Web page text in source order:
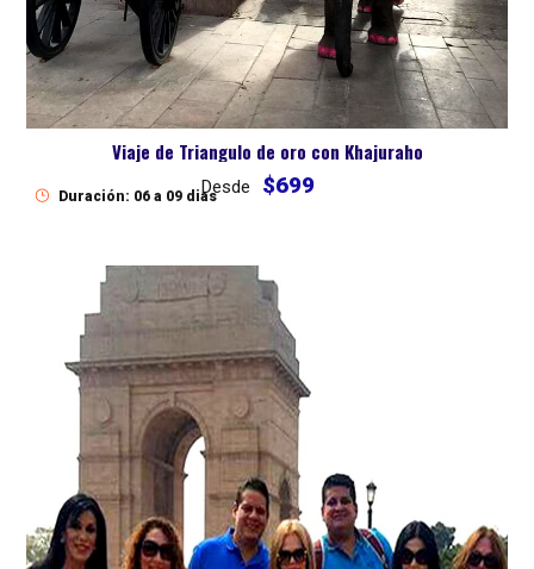
Viaje de Triangulo de oro con Khajuraho
Desde $699
Duración: 06 a 09 dias